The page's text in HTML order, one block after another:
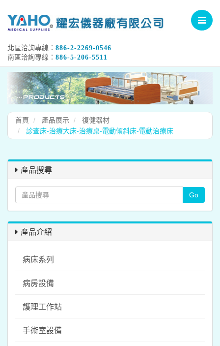
Toggle
北區洽詢專線： 886-2-2269-0546
南區洽詢專線： 886-5-206-5511
首頁 產品展示
復健器材
診查床-治療大床-治療桌-電動傾斜床-電動治療床
產品搜尋
產品介紹
病床系列
病房設備
護理工作站
手術室設備